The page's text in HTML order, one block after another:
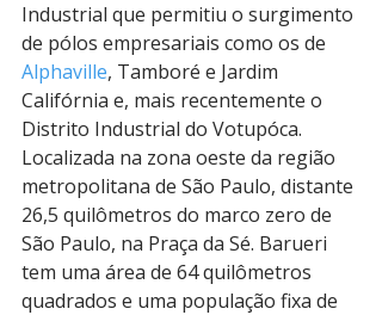
Industrial que permitiu o surgimento
de pólos empresariais como os de
Alphaville, Tamboré e Jardim
Califórnia e, mais recentemente o
Distrito Industrial do Votupóca.
Localizada na zona oeste da região
metropolitana de São Paulo, distante
26,5 quilômetros do marco zero de
São Paulo, na Praça da Sé. Barueri
tem uma área de 64 quilômetros
quadrados e uma população fixa de